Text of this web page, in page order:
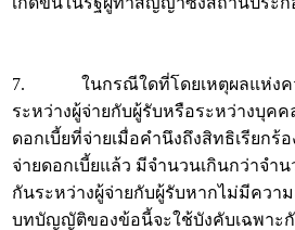
7. ในกรณีใดที่โดยเหตุผลแห่งคว
ระหว่างผู้จ่ายกับผู้รับหรือระหว่างบุค
ดอกเบี้ยที่จ่ายเมื่อคำนึงถึงสิทธิเรียกร้
จ่ายดอกเบี้ยแล้ว มีจำนวนเกินกว่าจำ
กันระหว่างผู้จ่ายกับผู้รับหากไม่มีควา
บทบัญญัติของข้อนี้จะใช้บังคับเฉพาะกั